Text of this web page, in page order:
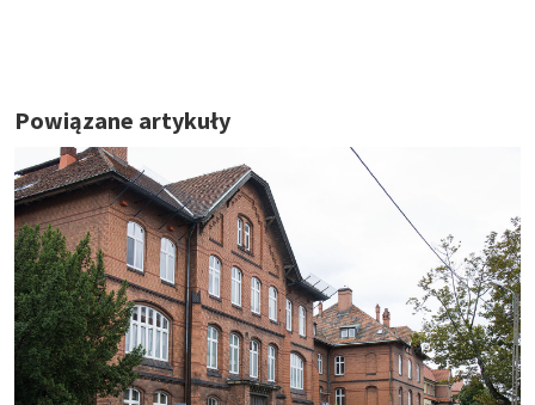
Powiązane artykuły